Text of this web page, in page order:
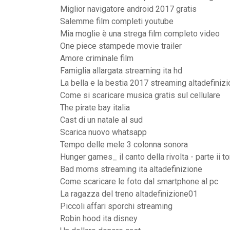
Miglior navigatore android 2017 gratis
Salemme film completi youtube
Mia moglie è una strega film completo video
One piece stampede movie trailer
Amore criminale film
Famiglia allargata streaming ita hd
La bella e la bestia 2017 streaming
Come si scaricare musica gratis sul cellulare
The pirate bay italia
Cast di un natale al sud
Scarica nuovo whatsapp
Tempo delle mele 3 colonna sonora
Hunger games_ il canto della rivolta - parte ii
Bad moms streaming ita altadefinizione
Come scaricare le foto dal smartphone al pc
La ragazza del treno altadefinizione01
Piccoli affari sporchi streaming
Robin hood ita disney